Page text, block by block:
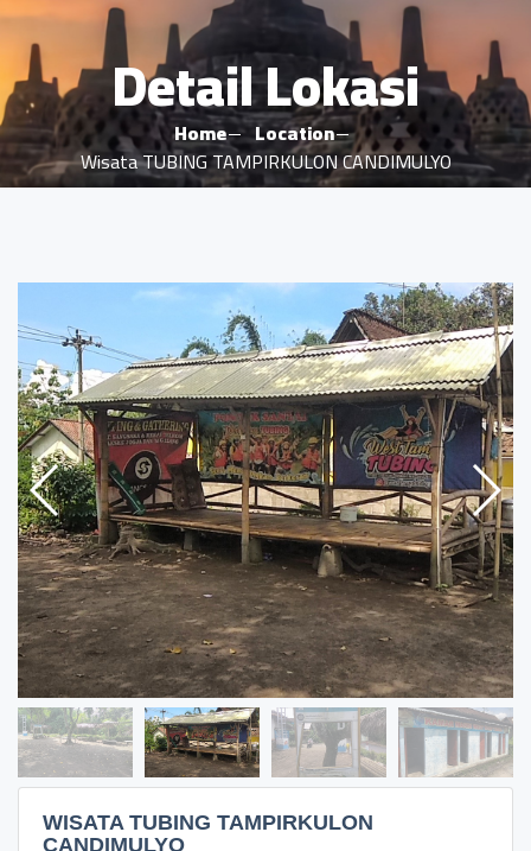
Detail Lokasi
Home
Location
Wisata TUBING TAMPIRKULON CANDIMULYO
WISATA TUBING TAMPIRKULON
CANDIMULYO